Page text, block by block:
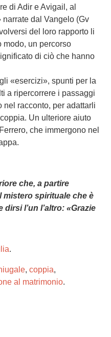
di Adir e Avigail, al
dal Vangelo (Gv
del loro rapporto li
modo, un percorso
di ciò che hanno
«esercizi», spunti per la
a ripercorrere i passaggi
racconto, per adattarli
Un ulteriore aiuto
che immergono nel
che, a partire
mistero spirituale che è
l’un l’altro: «Grazie
.
, coppia,
al matrimonio.